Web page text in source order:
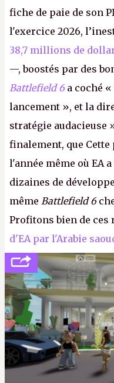
fiche de paie de son
l'exercice 2026,
38,7 millions de
—, boostés par des
Battlefield 6 a coché
lancement », et la
stratégie audacieuse
finalement, que
l'année même où EA
dizaines de
même Battlefield 6
Profitons bien de ces
d'EA par l'Arabie
société privée,
l'obligation de publier
victoire pour la